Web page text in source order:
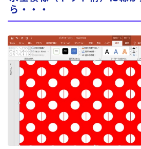
ら・・・